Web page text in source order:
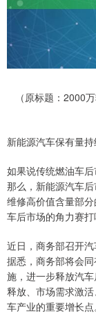
（原标题：2000
新能源汽车保有量
如果说传统燃油车
那么，新能源汽车
维修高价值含量部
车后市场的角力赛打
近日，商务部召开
据悉，商务部将会
施，进一步释放汽
释放、市场需求激
车产业的重要增长点。